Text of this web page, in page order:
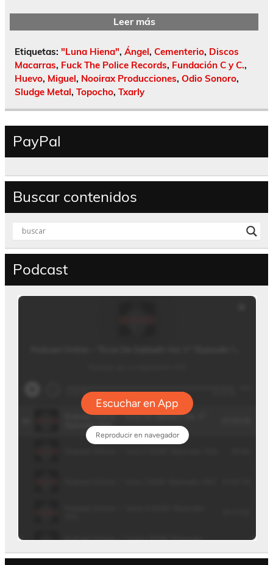
Leer más
Etiquetas: "Luna Hiena", Ángel, Cementerio, Discos
Macarras, Fuck The Police Records, Fundación C y C.,
Huevo, Miguel, Nooirax Producciones, Odio Sonoro,
Sludge Metal, Topocho, Txarly
PayPal
Buscar contenidos
Podcast